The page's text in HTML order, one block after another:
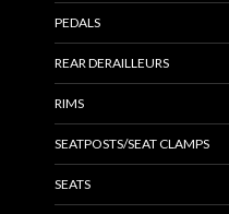
PEDALS
REAR DERAILLEURS
RIMS
SEATPOSTS/SEAT CLAMPS
SEATS